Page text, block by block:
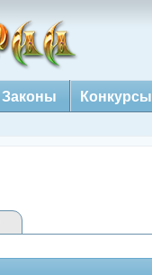
Законы Конкурсы